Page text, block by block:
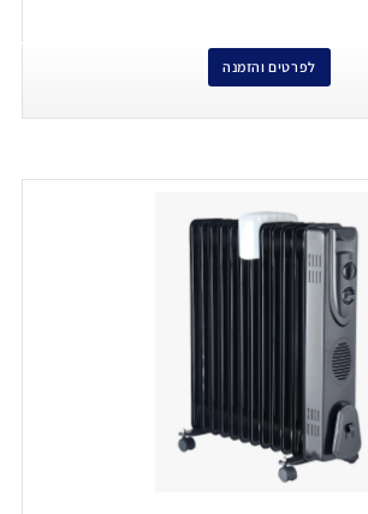
לפרטים והזמנה